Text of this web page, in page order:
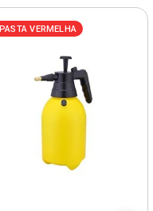
PASTA VERMELHA